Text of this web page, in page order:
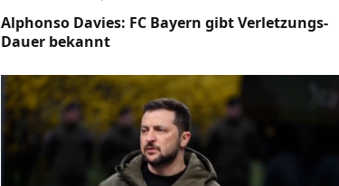
Alphonso Davies: FC Bayern gibt Verletzungs-
Dauer bekannt